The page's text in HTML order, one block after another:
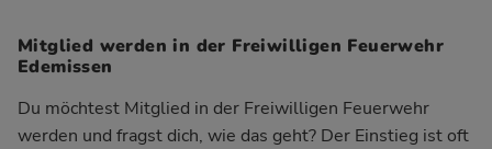
Mitglied werden in der Freiwilligen Feuerwehr
Edemissen
Du möchtest Mitglied in der Freiwilligen Feuerwehr
werden und fragst dich, wie das geht? Der Einstieg ist oft